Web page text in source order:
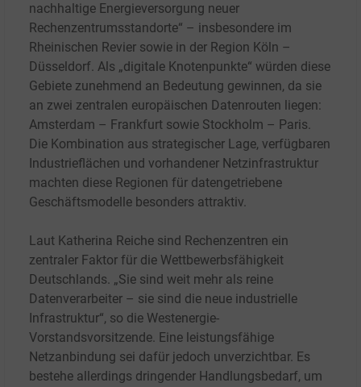
nachhaltige Energieversorgung neuer
Rechenzentrumsstandorte“ – insbesondere im
Rheinischen Revier sowie in der Region Köln –
Düsseldorf. Als „digitale Knotenpunkte“ würden diese
Gebiete zunehmend an Bedeutung gewinnen, da sie
an zwei zentralen europäischen Datenrouten liegen:
Amsterdam – Frankfurt sowie Stockholm – Paris.
Die Kombination aus strategischer Lage, verfügbaren
Industrieflächen und vorhandener Netzinfrastruktur
machten diese Regionen für datengetriebene
Geschäftsmodelle besonders attraktiv.
Laut Katherina Reiche sind Rechenzentren ein
zentraler Faktor für die Wettbewerbsfähigkeit
Deutschlands. „Sie sind weit mehr als reine
Datenverarbeiter – sie sind die neue industrielle
Infrastruktur“, so die Westenergie-
Vorstandsvorsitzende. Eine leistungsfähige
Netzanbindung sei dafür jedoch unverzichtbar. Es
bestehe allerdings dringender Handlungsbedarf, um